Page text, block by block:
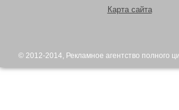
Карта сайта
© 2012-2014, Рекламное агентство полного